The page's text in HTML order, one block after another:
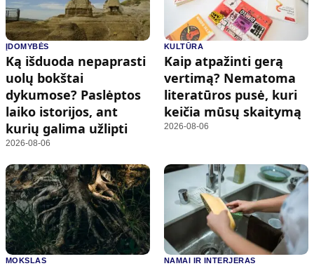
ĮDOMYBĖS
Ką išduoda nepaprasti
uolų bokštai
dykumose? Paslėptos
laiko istorijos, ant
kurių galima užlipti
2026-08-06
KULTŪRA
Kaip atpažinti gerą
vertimą? Nematoma
literatūros pusė, kuri
keičia mūsų skaitymą
2026-08-06
MOKSLAS NAMAI IR INTERJERAS